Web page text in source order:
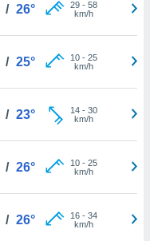
/ 26° 29- 58
km/h
/ 25° 10- 25
km/h
/ 23° 14- 30
km/h
/ 26° 10- 25
km/h
/ 26° 16- 34
km/h